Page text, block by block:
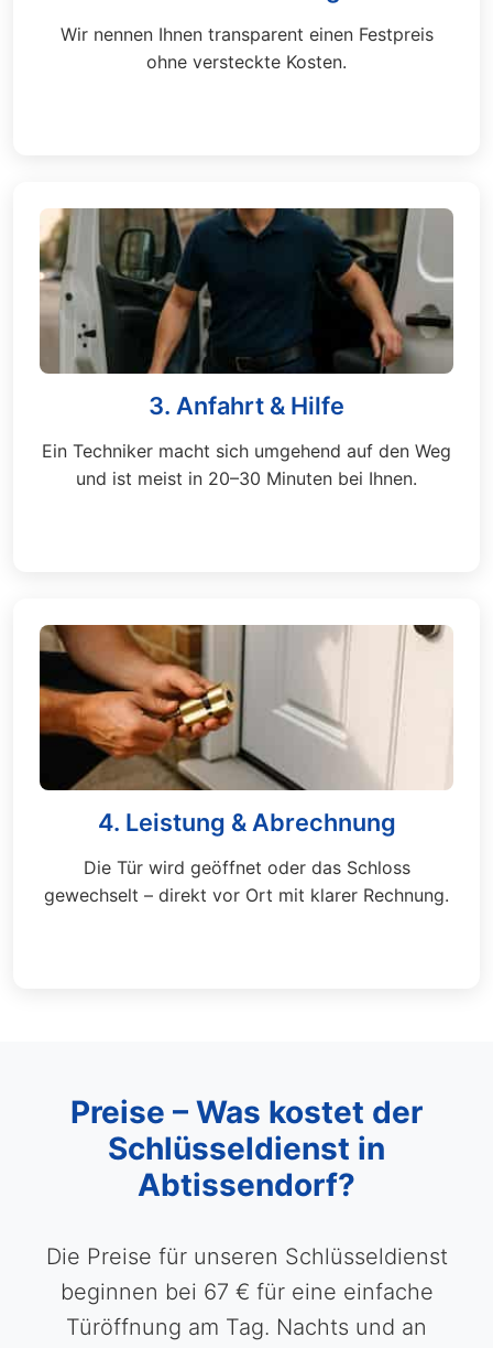
Wir nennen Ihnen transparent einen Festpreis
ohne versteckte Kosten.
3. Anfahrt & Hilfe
Ein Techniker macht sich umgehend auf den Weg
und ist meist in 20–30 Minuten bei Ihnen.
4. Leistung & Abrechnung
Die Tür wird geöffnet oder das Schloss
gewechselt – direkt vor Ort mit klarer Rechnung.
Preise – Was kostet der
Schlüsseldienst in
Abtissendorf?
Die Preise für unseren Schlüsseldienst
beginnen bei 67 € für eine einfache
Türöffnung am Tag. Nachts und an